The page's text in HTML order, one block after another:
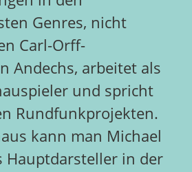
Genres, nicht
Carl-Orff-
Andechs, arbeitet als
und spricht
Rundfunkprojekten.
kann man Michael
Hauptdarsteller in der